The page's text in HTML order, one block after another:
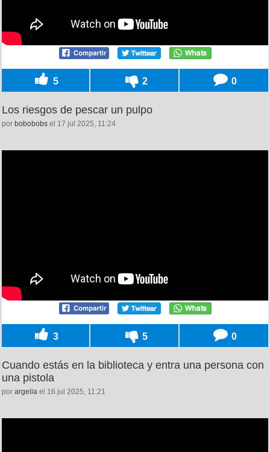
5 2 0
Los riesgos de pescar un pulpo
por bobobobs el 17 jul 2025, 11:24
3 5 0
Cuando estás en la biblioteca y entra una persona con
una pistola
por argelia el 16 jul 2025, 11:21